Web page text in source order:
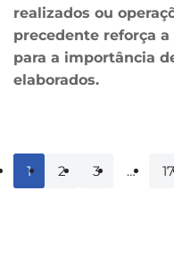
realizados ou
precedente reforça
para a importância
elaborados.
1 2 3 … 17